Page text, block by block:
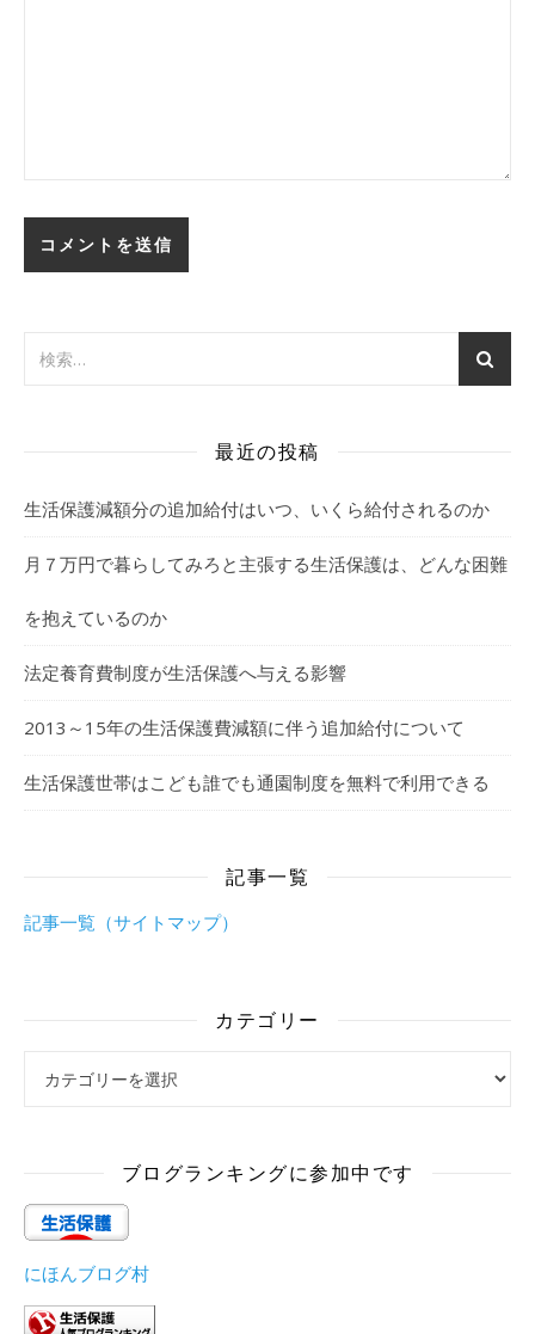
最近の投稿
生活保護減額分の追加給付はいつ、いくら給付されるのか
月７万円で暮らしてみろと主張する生活保護は、どんな困難
を抱えているのか
法定養育費制度が生活保護へ与える影響
2013～15年の生活保護費減額に伴う追加給付について
生活保護世帯はこども誰でも通園制度を無料で利用できる
記事一覧
記事一覧（サイトマップ）
カテゴリー
ブログランキングに参加中です
にほんブログ村